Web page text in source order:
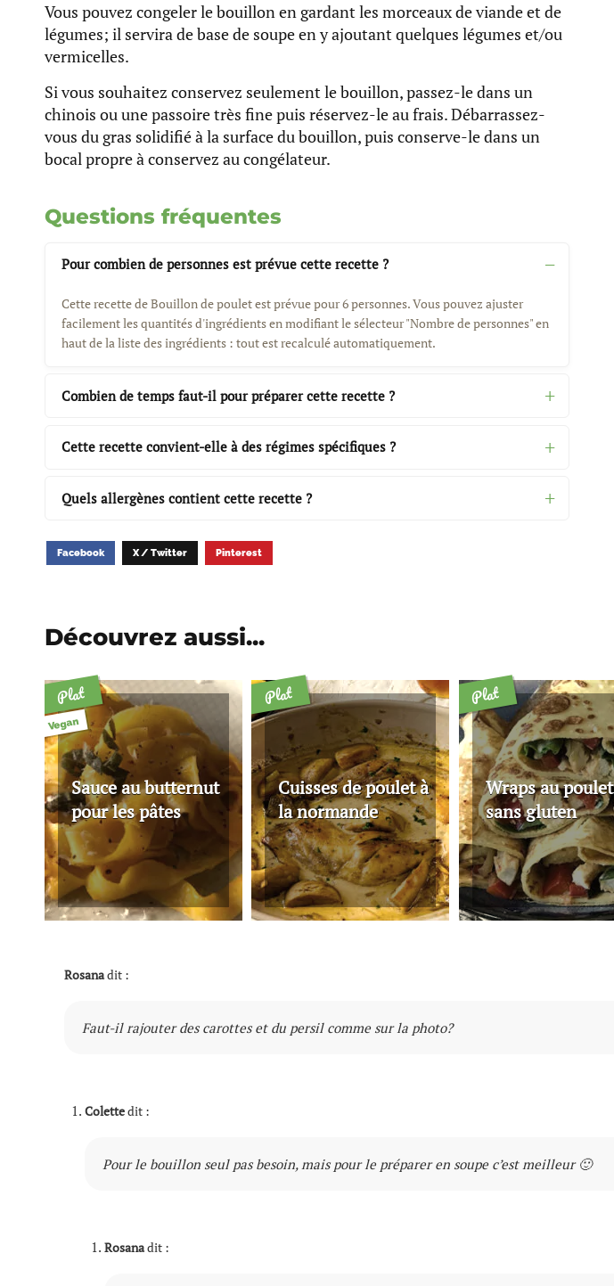
Vous pouvez congeler le bouillon en gardant les morceaux de viande et de
légumes; il servira de base de soupe en y ajoutant quelques légumes et/ou
vermicelles.
Si vous souhaitez conservez seulement le bouillon, passez-le dans un
chinois ou une passoire très fine puis réservez-le au frais. Débarrassez-
vous du gras solidifié à la surface du bouillon, puis conserve-le dans un
bocal propre à conservez au congélateur.
Questions fréquentes
Pour combien de personnes est prévue cette recette ?
Cette recette de Bouillon de poulet est prévue pour 6 personnes. Vous pouvez ajuster
facilement les quantités d'ingrédients en modifiant le sélecteur "Nombre de personnes" en
haut de la liste des ingrédients : tout est recalculé automatiquement.
Combien de temps faut-il pour préparer cette recette ?
Cette recette convient-elle à des régimes spécifiques ?
Quels allergènes contient cette recette ?
Facebook X / Twitter Pinterest
Découvrez aussi...
Plat
Vegan
Sauce au butternut
pour les pâtes
Plat
Cuisses de poulet à
la normande
Plat
Wraps au poulet
sans gluten
Rosanadit :
Faut-il rajouter des carottes et du persil comme sur la photo?
Colettedit :
Pour le bouillon seul pas besoin, mais pour le préparer en soupe c’est meilleur 🙂
Rosanadit :